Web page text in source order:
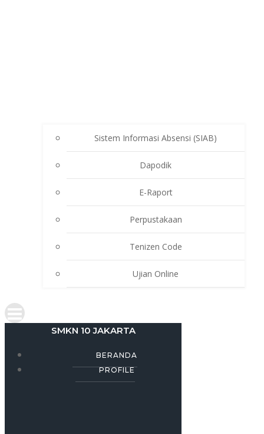
Sistem Informasi Absensi (SIAB)
Dapodik
E-Raport
Perpustakaan
Tenizen Code
Ujian Online
SMKN 10 JAKARTA
BERANDA
PROFILE